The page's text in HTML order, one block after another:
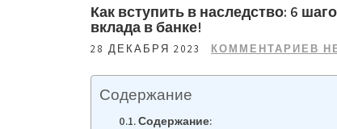
Как вступить в наследство: 6
вклада в банке!
28 ДЕКАБРЯ 2023 КОММЕНТАРИЕВ
Содержание
Содержание: